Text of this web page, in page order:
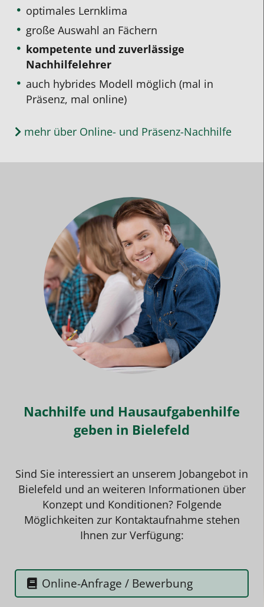
optimales Lernklima
große Auswahl an Fächern
kompetente und zuverlässige
Nachhilfelehrer
auch hybrides Modell möglich (mal in
Präsenz, mal online)
mehr über Online- und Präsenz-Nachhilfe
Nachhilfe und Hausaufgabenhilfe
geben in Bielefeld
Sind Sie interessiert an unserem Jobangebot in
Bielefeld und an weiteren Informationen über
Konzept und Konditionen? Folgende
Möglichkeiten zur Kontaktaufnahme stehen
Ihnen zur Verfügung:
Online-Anfrage / Bewerbung